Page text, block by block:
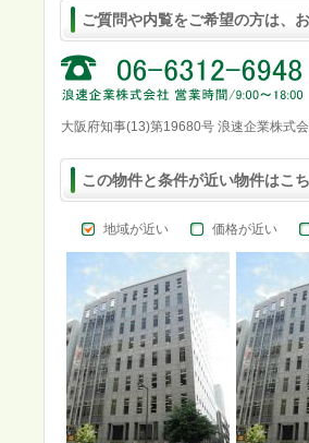
ご質問や内覧をご希望の方は、
大阪府知事(13)第19680号 浪速企業株式
この物件と条件が近い物件はこち
地域が近い 価格が近い